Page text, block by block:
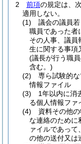
2
前項の規定は、
適用しない。
(1)
議会の議員
職員であった者
その人事、議員
生に関する事項
(議長が行う職
含む。)
(2)
専ら試験的
情報ファイル
(3)
1年以内に消
る個人情報ファ
(4)
資料その他
な連絡のために
ァイルであっ
の他の送付又は